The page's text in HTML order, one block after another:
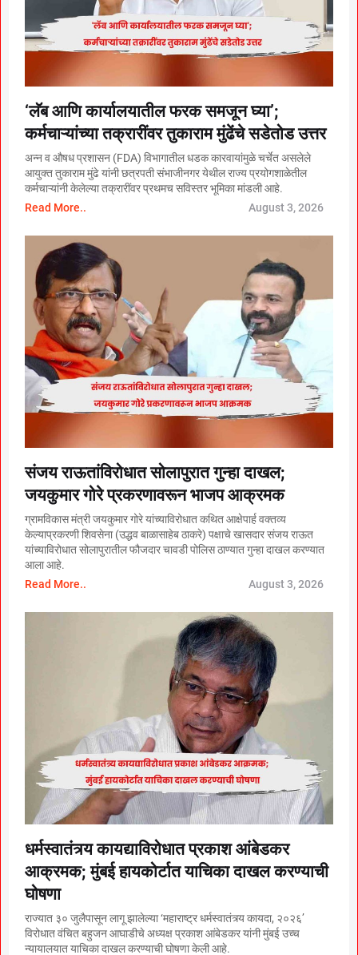
‘लॅब आणि कार्यालयातील फरक समजून घ्या’;
कर्मचाऱ्यांच्या तक्रारींवर तुकाराम मुंढेंचे सडेतोड उत्तर
अन्न व औषध प्रशासन (FDA) विभागातील धडक कारवायांमुळे चर्चेत असलेले
आयुक्त तुकाराम मुंढे यांनी छत्रपती संभाजीनगर येथील राज्य प्रयोगशाळेतील
कर्मचाऱ्यांनी केलेल्या तक्रारींवर प्रथमच सविस्तर भूमिका मांडली आहे.
Read More..
August 3, 2026
संजय राऊतांविरोधात सोलापुरात गुन्हा दाखल;
जयकुमार गोरे प्रकरणावरून भाजप आक्रमक
ग्रामविकास मंत्री जयकुमार गोरे यांच्याविरोधात कथित आक्षेपार्ह वक्तव्य
केल्याप्रकरणी शिवसेना (उद्धव बाळासाहेब ठाकरे) पक्षाचे खासदार संजय राऊत
यांच्याविरोधात सोलापुरातील फौजदार चावडी पोलिस ठाण्यात गुन्हा दाखल करण्यात
आला आहे.
Read More..
August 3, 2026
धर्मस्वातंत्र्य कायद्याविरोधात प्रकाश आंबेडकर
आक्रमक; मुंबई हायकोर्टात याचिका दाखल करण्याची
घोषणा
राज्यात ३० जुलैपासून लागू झालेल्या ‘महाराष्ट्र धर्मस्वातंत्र्य कायदा, २०२६’
विरोधात वंचित बहुजन आघाडीचे अध्यक्ष प्रकाश आंबेडकर यांनी मुंबई उच्च
न्यायालयात याचिका दाखल करण्याची घोषणा केली आहे.